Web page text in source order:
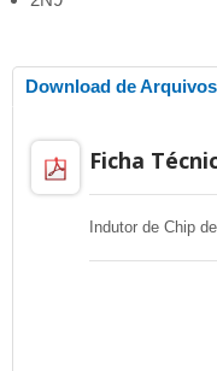
Download de Arquivos
Ficha
Indutor de Chip